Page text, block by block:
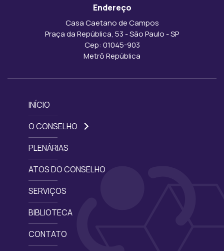
Endereço
Casa Caetano de Campos
Praça da República, 53 - São Paulo - SP
Cep: 01045-903
Metrô República
INÍCIO
O CONSELHO
PLENÁRIAS
ATOS DO CONSELHO
SERVIÇOS
BIBLIOTECA
CONTATO